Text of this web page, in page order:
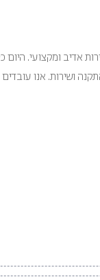
אדיב ומקצועי. היום
ושירות. אנו